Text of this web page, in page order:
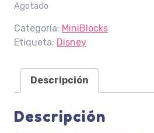
Agotado
Categoría: MiniBlocks
Etiqueta: Disney
Descripción
Descripción